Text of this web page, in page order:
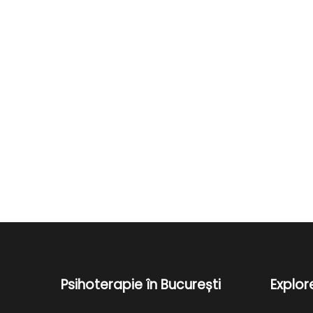
Psihoterapie în București